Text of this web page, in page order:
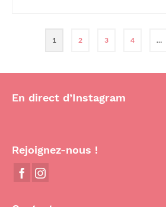
1 2 3 4 …
En direct d’Instagram
Rejoignez-nous !